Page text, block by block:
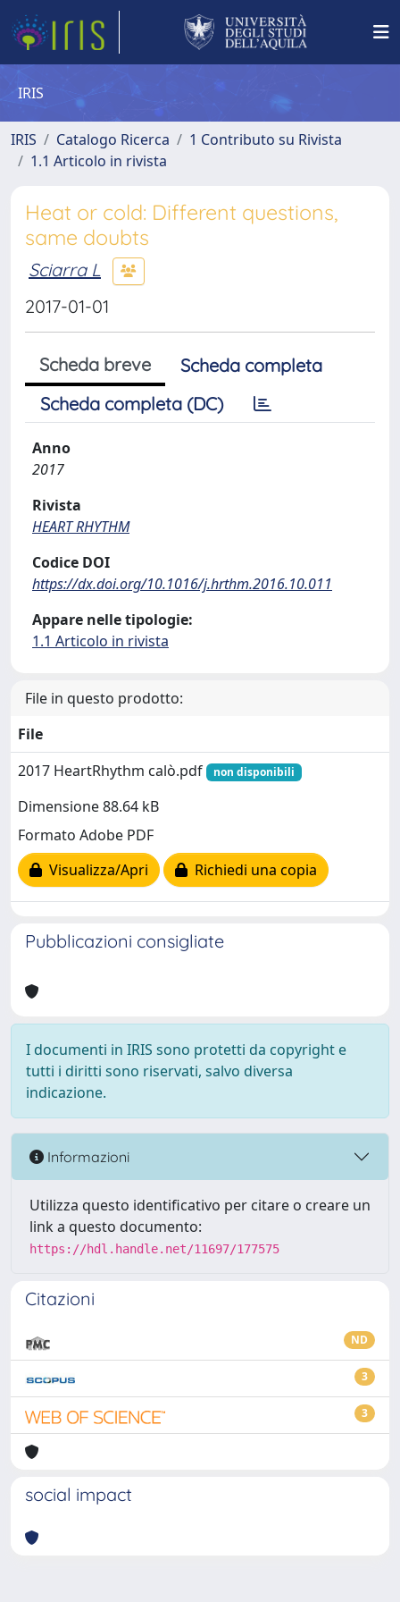
IRIS
IRIS Catalogo Ricerca
1 Contributo su Rivista
1.1 Articolo in rivista
Heat or cold: Different questions,
same doubts
Sciarra L
2017-01-01
Scheda breve
Scheda completa
Scheda completa (DC)
Anno
2017
Rivista
HEART RHYTHM
Codice DOI
https://dx.doi.org/10.1016/j.hrthm.2016.10.011
Appare nelle tipologie:
1.1 Articolo in rivista
File in questo prodotto:
File
2017 HeartRhythm calò.pdf
non disponibili
Dimensione 88.64 kB
Formato Adobe PDF
Visualizza/Apri
Richiedi una copia
Pubblicazioni consigliate
I documenti in IRIS sono protetti da copyright e
tutti i diritti sono riservati, salvo diversa
indicazione.
Informazioni
Utilizza questo identificativo per citare o creare un
link a questo documento:
https://hdl.handle.net/11697/177575
Citazioni
ND
3
3
social impact